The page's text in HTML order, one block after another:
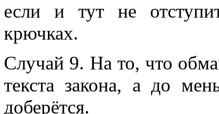
если и тут не
крючках.
Случай 9. На то, что
текста закона, а до
доберётся.